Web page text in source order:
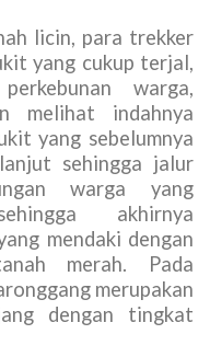
licin, para trekker
yang cukup terjal,
warga,
melihat indahnya
yang sebelumnya
sehingga jalur
warga yang
akhirnya
mendaki dengan
merah. Pada
merupakan
dengan tingkat